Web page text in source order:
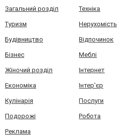
Загальний розділ Техніка
Туризм Нерухомість
Будівництво Відпочинок
Бізнес Меблі
Жіночий розділ Інтернет
Економіка Інтер'єр
Кулінарія Послуги
Подорожі Робота
Реклама